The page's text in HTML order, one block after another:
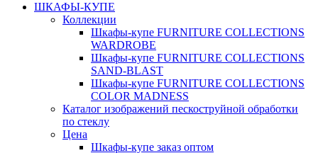
ШКАФЫ-КУПЕ
Коллекции
Шкафы-купе FURNITURE COLLECTIONS
WARDROBE
Шкафы-купе FURNITURE COLLECTIONS
SAND-BLAST
Шкафы-купе FURNITURE COLLECTIONS
COLOR MADNESS
Каталог изображений пескоструйной обработки
по стеклу
Цена
Шкафы-купе заказ оптом